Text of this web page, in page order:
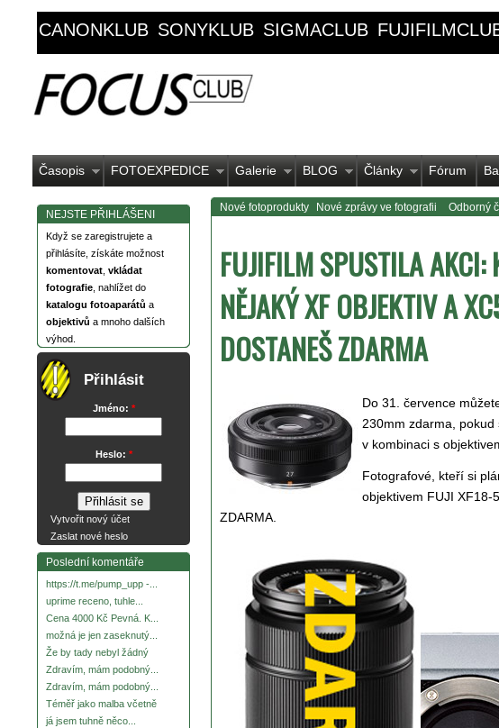
CANONKLUB SONYKLUB SIGMACLUB
Časopis FOTOEXPEDICE Galerie BLOG Články Fórum
NEJSTE PŘIHLÁŠENI
Když se zaregistrujete a
přihlásíte, získáte možnost
komentovat vkládat
fotografie , nahlížet do
katalogu fotoaparátů a
objektivů a mnoho dalších
výhod.
Přihlásit
Jméno: *
Heslo: *
Vytvořit nový účet
Zaslat nové heslo
Poslední komentáře
https://t.me/pump_upp -...
uprime receno, tuhle...
Cena 4000 Kč Pevná. K...
možná je jen zaseknutý...
Že by tady nebyl žádný
Zdravím, mám podobný...
Zdravím, mám podobný...
Téměř jako malba včetně
já jsem tuhně něco...
Nové fotoprodukty Nové zprávy ve fotografii Odborný
FUJIFILM SPUSTILA AKCI:
NĚJAKÝ XF OBJEKTIV A
DOSTANEŠ ZDARMA
Do 31. července
230mm zdarma,
v kombinaci s
Fotografové, kteří si
objektivem FUJI XF18-
ZDARMA.